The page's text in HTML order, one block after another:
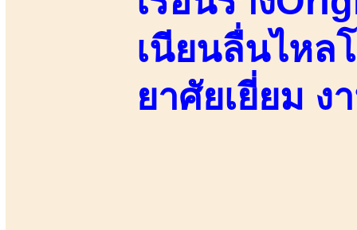
เนียนลื่นไหล
ยาศัยเยี่ยม ง